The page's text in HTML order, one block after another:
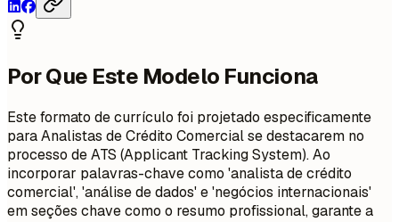
Por Que Este Modelo Funciona
Este formato de currículo foi projetado especificamente
para Analistas de Crédito Comercial se destacarem no
processo de ATS (Applicant Tracking System). Ao
incorporar palavras-chave como 'analista de crédito
comercial', 'análise de dados' e 'negócios internacionais'
em seções chave como o resumo profissional, garante a